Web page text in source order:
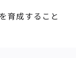
育成すること